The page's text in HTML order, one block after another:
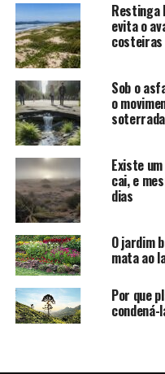
Restinga
evita o
costeiras
Sob o
o
Existe
cai, e
dias
O jardim
mata ao
Por que
condená-